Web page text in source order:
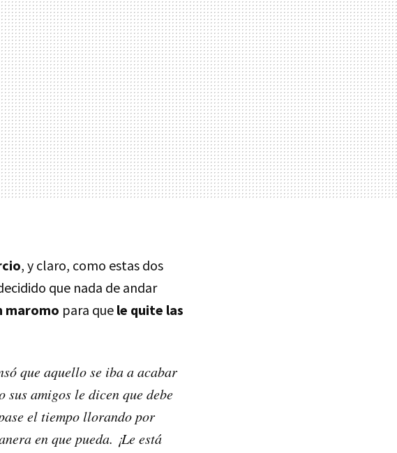
, y claro, como estas dos
que nada de andar
maromo para que le quite las
que aquello se iba a acabar
amigos le dicen que debe
el tiempo llorando por
en que pueda. ¡Le está